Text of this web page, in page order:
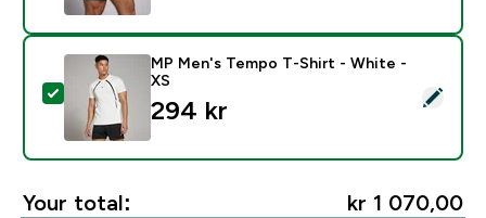
Select this product - MP Men's Tempo T-Shirt -
MP Men's Tempo T-Shirt - White -
XS
294 kr‎
Your total: kr 1 070,00‎